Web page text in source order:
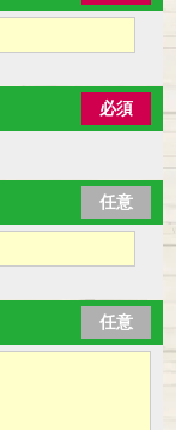
必須
任意
任意